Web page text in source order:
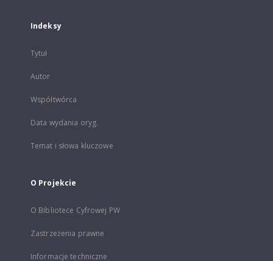
Indeksy
Tytuł
Autor
Współtwórca
Data wydania oryg.
Temat i słowa kluczowe
O Projekcie
O Bibliotece Cyfrowej PW
Zastrzeżenia prawne
Informacje techniczne